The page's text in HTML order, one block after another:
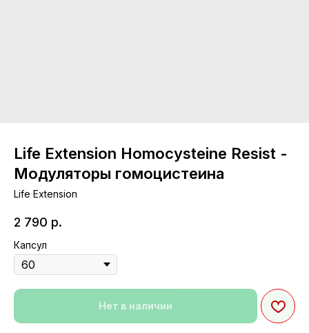
Life Extension Homocysteine Resist -
Модуляторы гомоцистеина
Life Extension
2 790 р.
Капсул
Нет в наличии